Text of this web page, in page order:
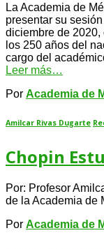
La Academia de
presentar su
diciembre de
los 250 años del
cargo del
Leer más…
Por Academia de
Amilcar Rivas Dugarte
Chopin
Por: Profesor
de la Academia de
Por Academia de